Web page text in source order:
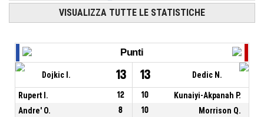
VISUALIZZA TUTTE LE STATISTICHE
Punti
Dojkic I. 13 13 Dedic N.
Rupert I. 12 10
Kunaiyi-Akpanah P.
Andre' O.
8 10 Morrison Q.